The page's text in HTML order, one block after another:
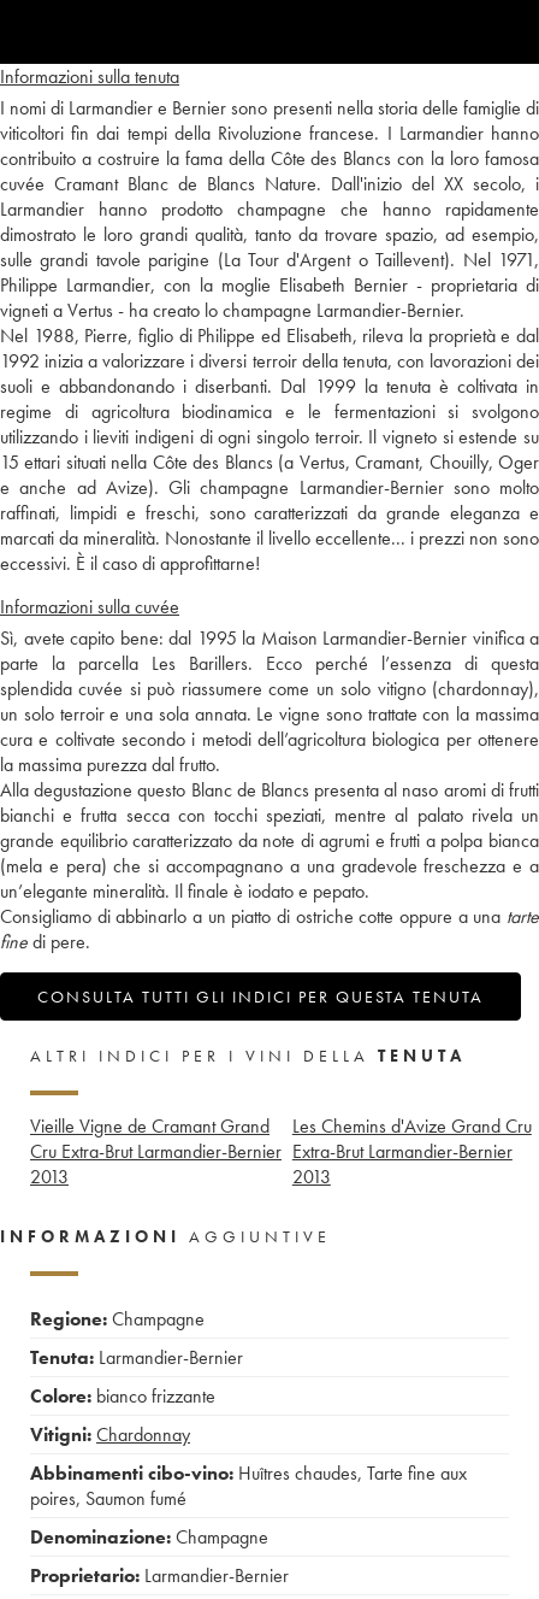
Informazioni sulla tenuta
I nomi di Larmandier e Bernier sono presenti nella storia delle famiglie di
viticoltori fin dai tempi della Rivoluzione francese. I Larmandier hanno
contribuito a costruire la fama della Côte des Blancs con la loro famosa
cuvée Cramant Blanc de Blancs Nature. Dall'inizio del XX secolo, i
Larmandier hanno prodotto champagne che hanno rapidamente
dimostrato le loro grandi qualità, tanto da trovare spazio, ad esempio,
sulle grandi tavole parigine (La Tour d'Argent o Taillevent). Nel 1971,
Philippe Larmandier, con la moglie Elisabeth Bernier - proprietaria di
vigneti a Vertus - ha creato lo champagne Larmandier-Bernier.
Nel 1988, Pierre, figlio di Philippe ed Elisabeth, rileva la proprietà e dal
1992 inizia a valorizzare i diversi terroir della tenuta, con lavorazioni dei
suoli e abbandonando i diserbanti. Dal 1999 la tenuta è coltivata in
regime di agricoltura biodinamica e le fermentazioni si svolgono
utilizzando i lieviti indigeni di ogni singolo terroir. Il vigneto si estende su
15 ettari situati nella Côte des Blancs (a Vertus, Cramant, Chouilly, Oger
e anche ad Avize). Gli champagne Larmandier-Bernier sono molto
raffinati, limpidi e freschi, sono caratterizzati da grande eleganza e
marcati da mineralità. Nonostante il livello eccellente... i prezzi non sono
eccessivi. È il caso di approfittarne!
Informazioni sulla cuvée
Sì, avete capito bene: dal 1995 la Maison Larmandier-Bernier vinifica a
parte la parcella Les Barillers. Ecco perché l’essenza di questa
splendida cuvée si può riassumere come un solo vitigno (chardonnay),
un solo terroir e una sola annata. Le vigne sono trattate con la massima
cura e coltivate secondo i metodi dell’agricoltura biologica per ottenere
la massima purezza dal frutto.
Alla degustazione questo Blanc de Blancs presenta al naso aromi di frutti
bianchi e frutta secca con tocchi speziati, mentre al palato rivela un
grande equilibrio caratterizzato da note di agrumi e frutti a polpa bianca
(mela e pera) che si accompagnano a una gradevole freschezza e a
un’elegante mineralità. Il finale è iodato e pepato.
Consigliamo di abbinarlo a un piatto di ostriche cotte oppure a una tarte
finedi pere.
CONSULTA TUTTI GLI INDICI PER QUESTA TENUTA
ALTRI INDICI PER I VINI DELLA TENUTA
Vieille Vigne de Cramant Grand
Cru Extra-Brut Larmandier-Bernier
2013
Les Chemins d'Avize Grand Cru
Extra-Brut Larmandier-Bernier
2013
INFORMAZIONI AGGIUNTIVE
Regione:Champagne
Tenuta: Larmandier-Bernier
Colore: bianco frizzante
Vitigni:Chardonnay
Abbinamenti cibo-vino: Huîtres chaudes, Tarte fine aux
poires, Saumon fumé
Denominazione:Champagne
Proprietario: Larmandier-Bernier